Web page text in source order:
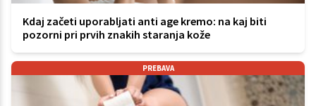
Kdaj začeti uporabljati anti age kremo: na kaj biti
pozorni pri prvih znakih staranja kože
PREBAVA